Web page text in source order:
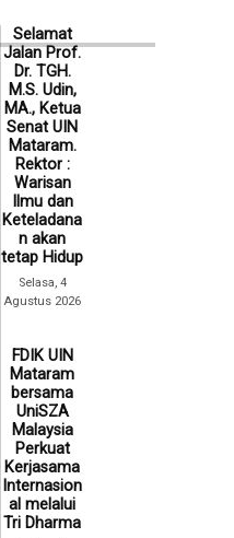
Selamat
Jalan Prof.
Dr. TGH.
M.S. Udin,
MA., Ketua
Senat UIN
Mataram.
Rektor :
Warisan
Ilmu dan
Keteladana
n akan
tetap Hidup
Selasa, 4
Agustus 2026
FDIK UIN
Mataram
bersama
UniSZA
Malaysia
Perkuat
Kerjasama
Internasion
al melalui
Tri Dharma